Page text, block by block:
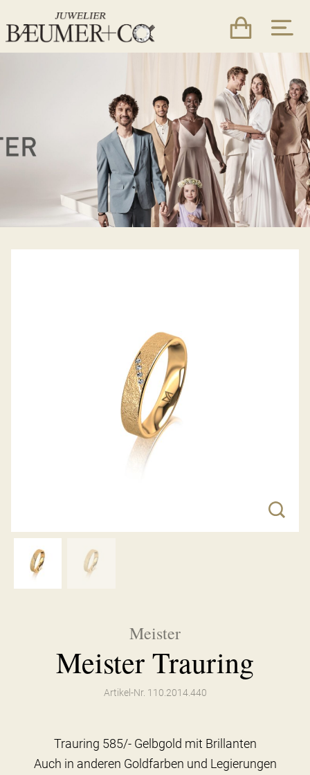
Meister
Meister Trauring
Artikel-Nr. 110.2014.440
Trauring 585/- Gelbgold mit Brillanten
Auch in anderen Goldfarben und Legierungen